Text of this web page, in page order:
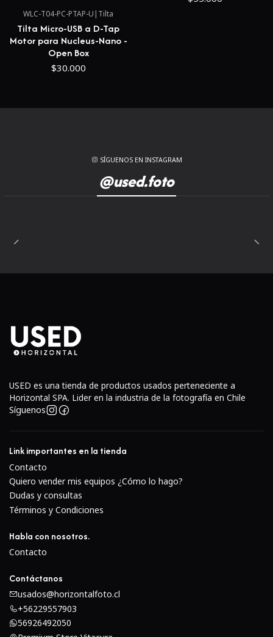
WLC-T04-PC-PTAP-U | Tilta
Tilta Micro-USB a D-Tap
Motor para Nucleus-Nano -
Open Box
$30.000
SÍGUENOS EN INSTAGRAM
@used.foto
USED es una tienda de productos usados perteneciente a
Horizontal SPA. Lider en la industria de la fotografía en Chile
Síguenos
Link importantes en la tienda
Contacto
Quiero vender mis equipos ¿Cómo lo hago?
Dudas y consultas
Términos y Condiciones
Habla con nosotros.
Contacto
Contáctanos
usados@horizontalfoto.cl
+56229557903
56926492050